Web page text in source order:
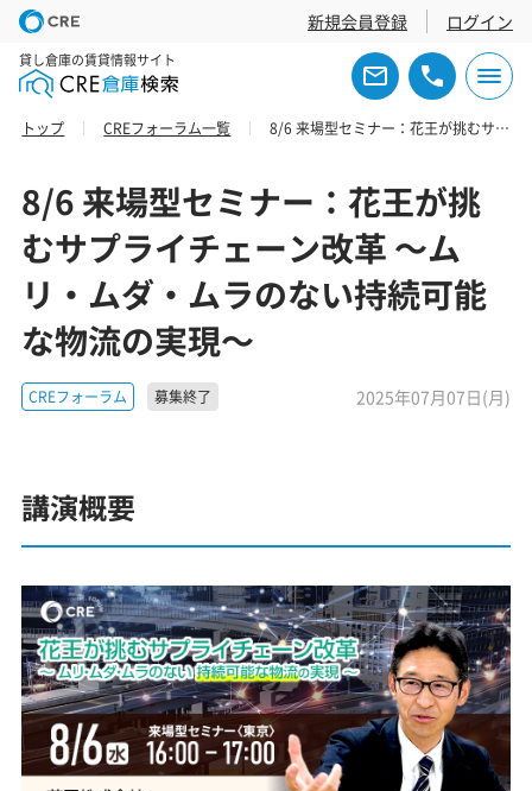
新規会員登録 ログイン
貸し倉庫の賃貸情報サイト
トップ CREフォーラム一覧 8/6 来場型セミナー：花王が挑むサプライチェーン改革 ～ムリ・ムダ・ムラのない持続可能な物流の実現～
8/6 来場型セミナー：花王が挑
むサプライチェーン改革 ～ム
リ・ムダ・ムラのない持続可能
な物流の実現～
CREフォーラム 募集終了 2025年07月07日(月)
講演概要